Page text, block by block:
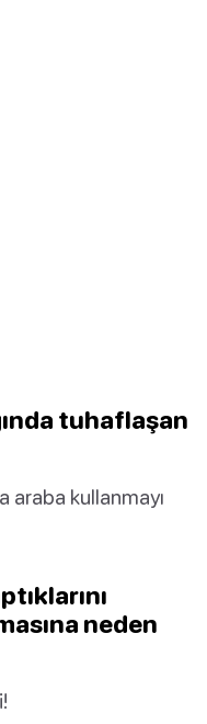
tuhaflaşan
araba kullanmayı
neden